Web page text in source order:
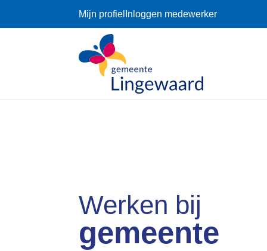
Mijn profiel Inloggen medewerker
Werken bij
gemeente